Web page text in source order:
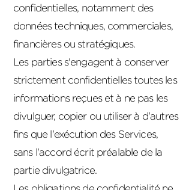
confidentielles, notamment des
données techniques, commerciales,
financières ou stratégiques.
Les parties s'engagent à conserver
strictement confidentielles toutes les
informations reçues et à ne pas les
divulguer, copier ou utiliser à d'autres
fins que l'exécution des Services,
sans l'accord écrit préalable de la
partie divulgatrice.